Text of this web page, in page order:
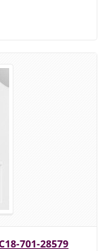
701-28579